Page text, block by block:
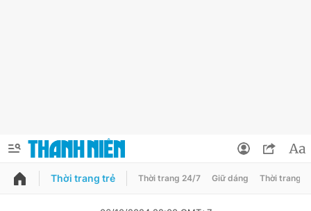
PODCAST QUẢNG CÁO
Thời trang trẻ Thời trang 24/7 Giữ dáng Thời trang